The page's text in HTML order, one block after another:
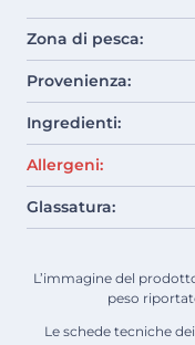
Zona di pesca:
Provenienza:
Ingredienti:
Allergeni:
Glassatura:
L’immagine del
peso
Le schede tecniche